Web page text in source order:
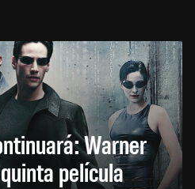
Warner
película